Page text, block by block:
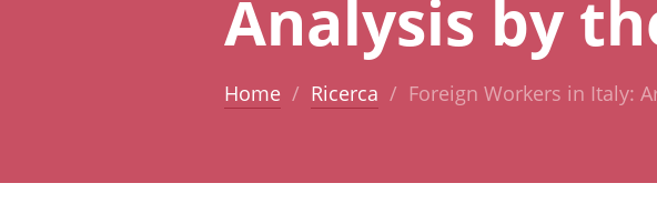
Analysis by
Home Ricerca Foreign Workers in Italy: